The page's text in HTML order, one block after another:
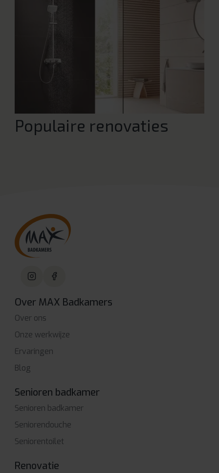
Populaire renovaties
Over MAX Badkamers
Over ons
Onze werkwijze
Ervaringen
Blog
Senioren badkamer
Senioren badkamer
Seniorendouche
Seniorentoilet
Renovatie